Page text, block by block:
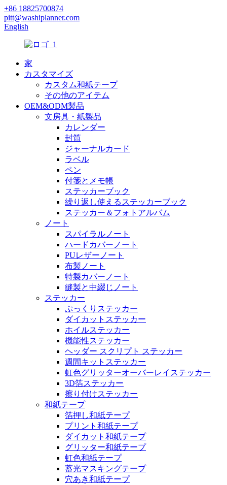
+86 18825700874
pitt@washiplanner.com
English
家
カスタマイズ
カスタム和紙テープ
その他のアイテム
OEM&ODM製品
文房具・紙製品
カレンダー
封筒
ジャーナルカード
ラベル
ペン
付箋とメモ帳
ステッカーブック
繰り返し使えるステッカーブック
ステッカー＆フォトアルバム
ノート
スパイラルノート
ハードカバーノート
PUレザーノート
布製ノート
特製カバーノート
縫製と中綴じノート
ステッカー
ぷっくりステッカー
ダイカットステッカー
ホイルステッカー
機能性ステッカー
ヘッダー スクリプト ステッカー
週間キットステッカー
虹色グリッターオーバーレイステッカー
3D箔ステッカー
擦り付けステッカー
和紙テープ
箔押し和紙テープ
プリント和紙テープ
ダイカット和紙テープ
グリッター和紙テープ
虹色和紙テープ
蓄光マスキングテープ
穴あき和紙テープ